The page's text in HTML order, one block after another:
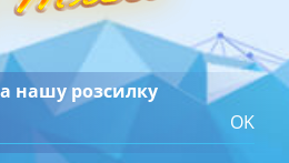
нашу розсилку
OK